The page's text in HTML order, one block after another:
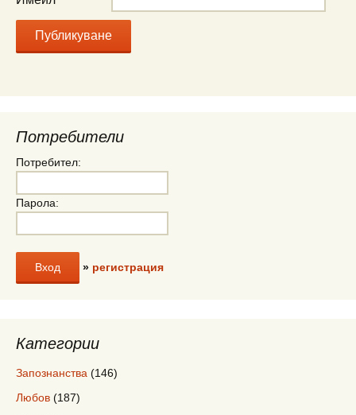
Потребители
Потребител:
Парола:
» регистрация
Категории
Запознанства (146)
Любов (187)